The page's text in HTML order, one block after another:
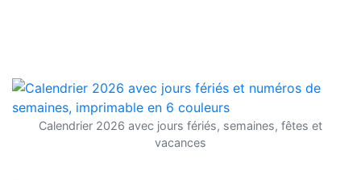
Calendrier 2026 avec jours fériés, semaines, fêtes et
vacances